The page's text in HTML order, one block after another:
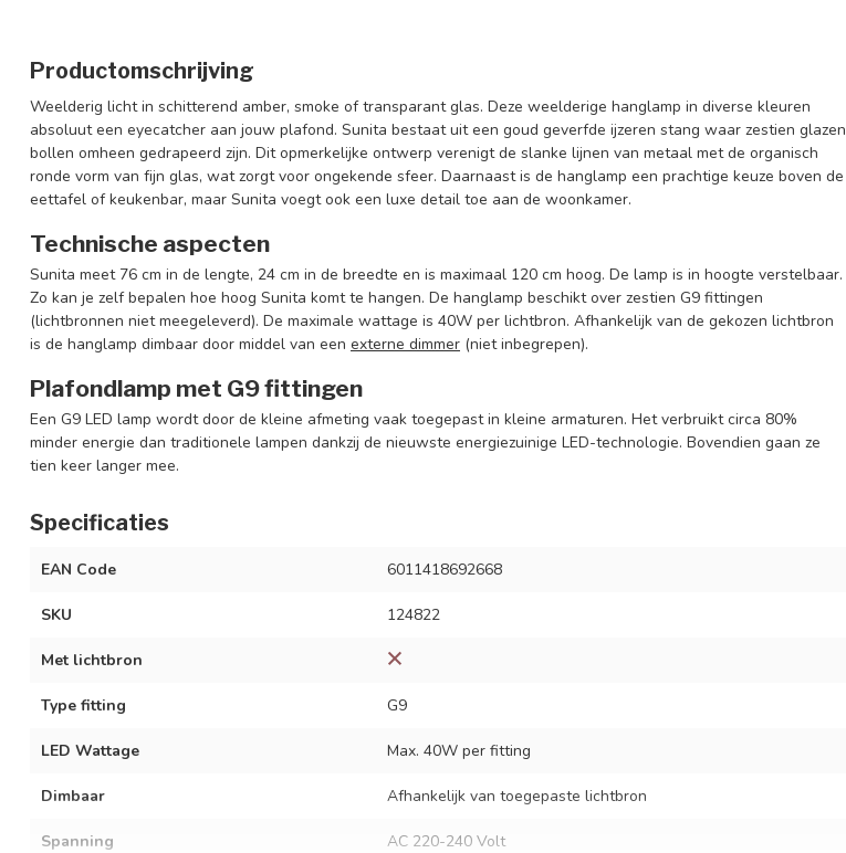
Productomschrijving
Weelderig licht in schitterend amber, smoke of transparant glas. Deze weelderige hanglamp in diverse kleuren
absoluut een eyecatcher aan jouw plafond. Sunita bestaat uit een goud geverfde ijzeren stang waar zestien glazen
bollen omheen gedrapeerd zijn. Dit opmerkelijke ontwerp verenigt de slanke lijnen van metaal met de organisch
ronde vorm van fijn glas, wat zorgt voor ongekende sfeer. Daarnaast is de hanglamp een prachtige keuze boven de
eettafel of keukenbar, maar Sunita voegt ook een luxe detail toe aan de woonkamer.
Technische aspecten
Sunita meet 76 cm in de lengte, 24 cm in de breedte en is maximaal 120 cm hoog. De lamp is in hoogte verstelbaar.
Zo kan je zelf bepalen hoe hoog Sunita komt te hangen. De hanglamp beschikt over zestien G9 fittingen
(lichtbronnen niet meegeleverd). De maximale wattage is 40W per lichtbron. Afhankelijk van de gekozen lichtbron
is de hanglamp dimbaar door middel van een externe dimmer (niet inbegrepen).
Plafondlamp met G9 fittingen
Een G9 LED lamp wordt door de kleine afmeting vaak toegepast in kleine armaturen. Het verbruikt circa 80%
minder energie dan traditionele lampen dankzij de nieuwste energiezuinige LED-technologie. Bovendien gaan ze
tien keer langer mee.
Specificaties
EAN Code 6011418692668
SKU 124822
Met lichtbron
Type fitting G9
LED Wattage Max. 40W per fitting
Dimbaar Afhankelijk van toegepaste lichtbron
Spanning AC 220-240 Volt